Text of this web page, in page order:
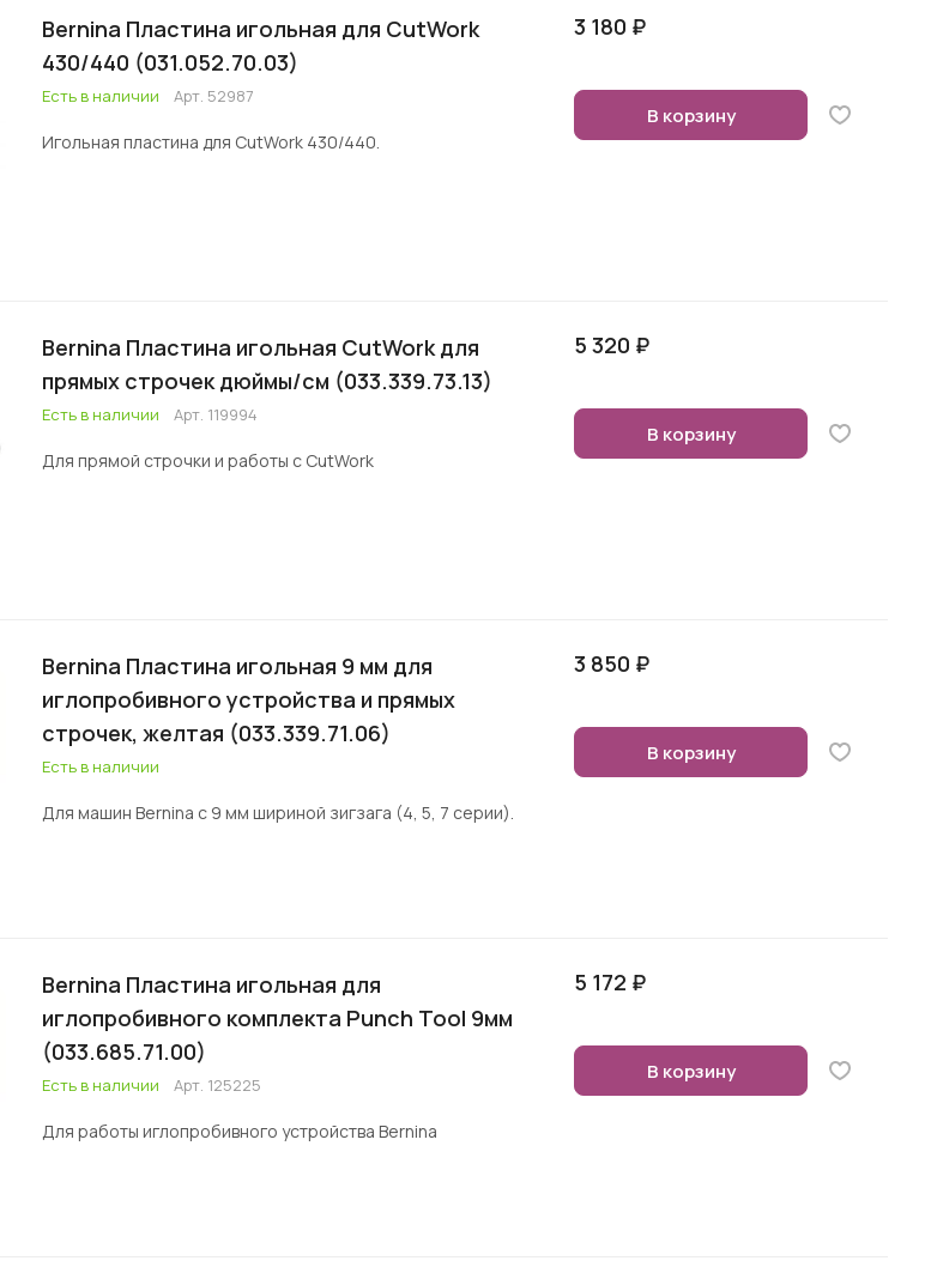
Bernina Пластина игольная для CutWork
430/440 (031.052.70.03)
Есть в наличии Арт. 52987
Игольная пластина для CutWork 430/440.
3 180 ₽
В корзину
Bernina Пластина игольная CutWork для
прямых строчек дюймы/см (033.339.73.13)
Есть в наличии Арт. 119994
Для прямой строчки и работы с CutWork
5 320 ₽
В корзину
Bernina Пластина игольная 9 мм для
иглопробивного устройства и прямых
строчек, желтая (033.339.71.06)
Есть в наличии
Для машин Bernina с 9 мм шириной зигзага (4, 5, 7 серии).
3 850 ₽
В корзину
Bernina Пластина игольная для
иглопробивного комплекта Punch Tool 9мм
(033.685.71.00)
Есть в наличии Арт. 125225
Для работы иглопробивного устройства Bernina
5 172 ₽
В корзину